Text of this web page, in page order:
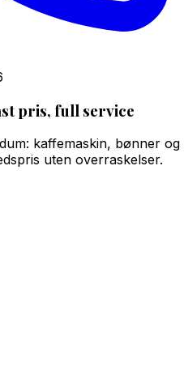
pris, full service
kaffemaskin, bønner og
uten overraskelser.